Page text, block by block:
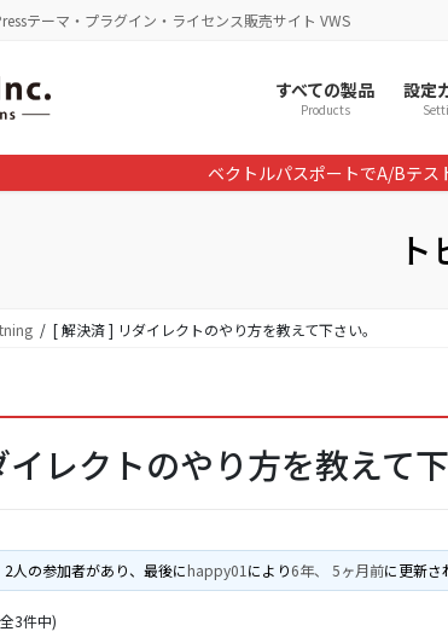
テーマ・プラグイン・ライセンス販売サイト VWS
すべての製品
Products
設定
ベクトルパスポートでA/Bテス
ト
[ 解決済 ] リダイレクトのやり方を教えて下さい。
レクトのやり方を教えて下
人の参加者があり、最後にhappy01 により6年、 5ヶ月前に更新さ
3件中)